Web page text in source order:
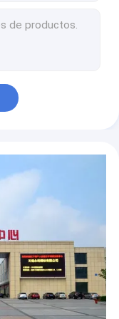
de acero laminado en frío
304 Bobina de acero 316
de la bobina 8K 12K
del CR de la bobina 316L
para los recipientes del reactor